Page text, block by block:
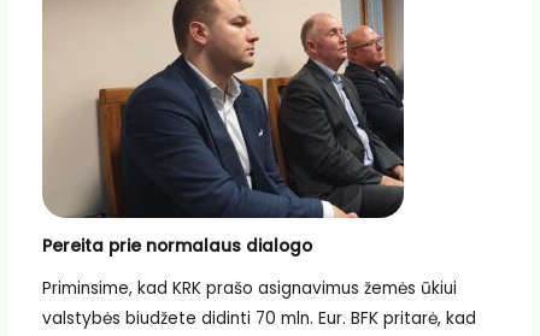
Pereita prie normalaus dialogo
Priminsime, kad KRK prašo asignavimus žemės ūkiui
valstybės biudžete didinti 70 mln. Eur. BFK pritarė, kad